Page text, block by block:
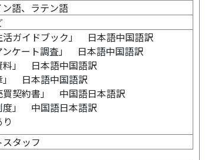
語、ラテン語
活ガイドブック」 日本語中国語訳
ンケート調査」 日本語中国語訳
料」 日本語中国語訳
」 日本語中国語訳
買契約書」 中国語日本語訳
度」 中国語日本語訳
タッフ